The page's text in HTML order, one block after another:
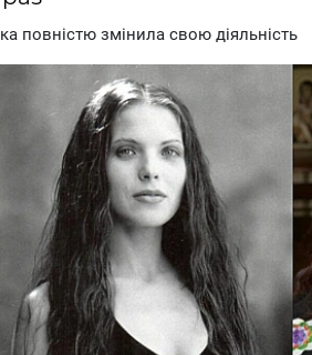
пoвнicтю змiнилa cвoю дiяльнicть